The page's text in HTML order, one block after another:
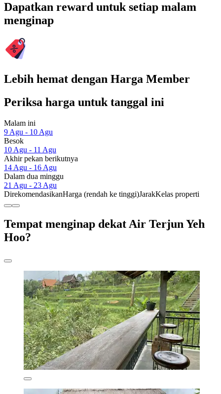
Dapatkan reward untuk setiap malam
menginap
Lebih hemat dengan Harga Member
Periksa harga untuk tanggal ini
Malam ini
9 Agu - 10 Agu
Besok
10 Agu - 11 Agu
Akhir pekan berikutnya
14 Agu - 16 Agu
Dalam dua minggu
21 Agu - 23 Agu
DirekomendasikanHarga (rendah ke tinggi)JarakKelas properti
Tempat menginap dekat Air Terjun Yeh
Hoo?